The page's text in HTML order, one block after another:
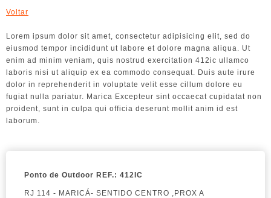
Voltar
Lorem ipsum dolor sit amet, consectetur adipisicing elit, sed do
eiusmod tempor incididunt ut labore et dolore magna aliqua. Ut
enim ad minim veniam, quis nostrud exercitation 412ic ullamco
laboris nisi ut aliquip ex ea commodo consequat. Duis aute irure
dolor in reprehenderit in voluptate velit esse cillum dolore eu
fugiat nulla pariatur. Marica Excepteur sint occaecat cupidatat non
proident, sunt in culpa qui officia deserunt mollit anim id est
laborum.
Ponto de Outdoor REF.: 412IC
RJ 114 - MARICÁ- SENTIDO CENTRO ,PROX A